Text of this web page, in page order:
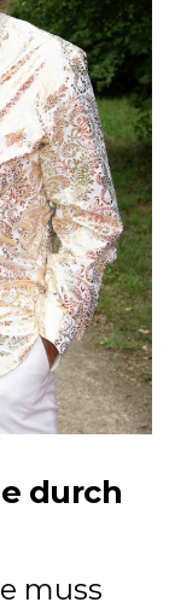
durch
muss